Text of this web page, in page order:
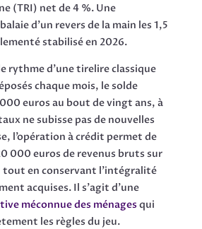
(TRI) net de 4 %. Une
d’un revers de la main les 1,5
stabilisé en 2026.
rythme d’une tirelire classique
chaque mois, le solde
euros au bout de vingt ans, à
ne subisse pas de nouvelles
l’opération à crédit permet de
000 euros de revenus bruts sur
tout en conservant l’intégralité
acquises. Il s’agit d’une
méconnue des ménagesqui
les règles du jeu.